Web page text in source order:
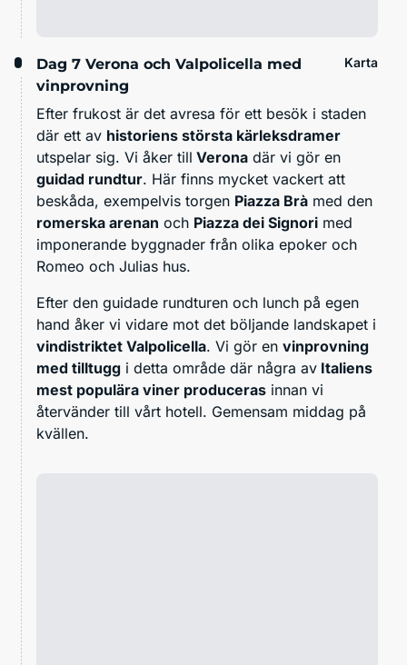
Dag 7 Verona och Valpolicella med
vinprovning
Karta
Efter frukost är det avresa för ett besök i staden
där ett av historiens största kärleksdramer
utspelar sig. Vi åker till Verona där vi gör en
guidad rundtur. Här finns mycket vackert att
beskåda, exempelvis torgen Piazza Brà med den
romerska arenan och Piazza dei Signori med
imponerande byggnader från olika epoker och
Romeo och Julias hus.
Efter den guidade rundturen och lunch på egen
hand åker vi vidare mot det böljande landskapet i
vindistriktet Valpolicella. Vi gör en vinprovning
med tilltugg i detta område där några av Italiens
mest populära viner produceras innan vi
återvänder till vårt hotell. Gemensam middag på
kvällen.